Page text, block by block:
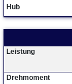
Hub
Leistung
Drehmoment